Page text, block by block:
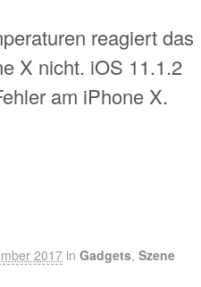
reagiert das
X nicht. iOS 11.1.2
am iPhone X.
2017 in Gadgets, Szene